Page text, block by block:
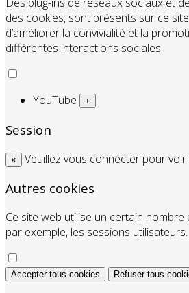
des cookies, sont présents sur ce
d’améliorer la convivialité et la
différentes interactions sociales.
YouTube +
Session
× Veuillez vous connecter pour voir
Autres cookies
Ce site web utilise un certain
par exemple, les sessions utilisateurs.
Accepter tous cookies Refuser tous